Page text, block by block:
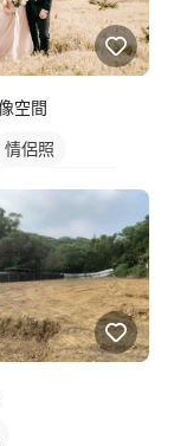
空間
情侶照
情侶藝術照